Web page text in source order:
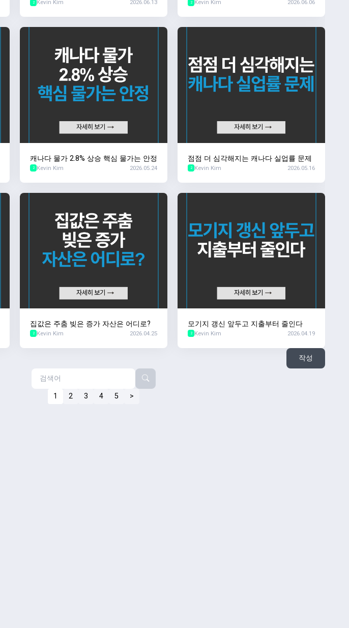
놀란 이유
2 Kevin Kim 2026.06.13
대응은?
2 Kevin Kim 2026.06.06
캐나다 물가 2.8% 상승 핵심 물가는 안정
2 Kevin Kim 2026.05.24
점점 더 심각해지는 캐나다 실업률 문제
2 Kevin Kim 2026.05.16
집값은 주춤 빚은 증가 자산은 어디로?
2 Kevin Kim 2026.04.25
모기지 갱신 앞두고 지출부터 줄인다
2 Kevin Kim 2026.04.19
작성
1 2 3 4 5 >